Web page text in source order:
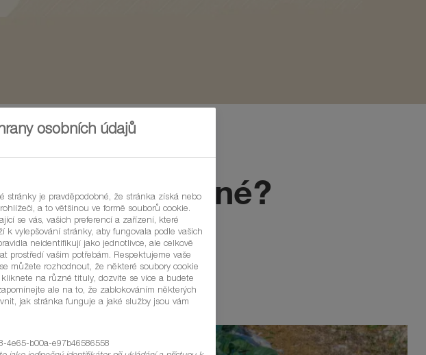
chladné?
osobních údajů
stránky je pravděpodobné, že stránka získá nebo
a to většinou ve formě souborů cookie.
se vás, vašich preferencí a zařízení, které
k vylepšování stránky, aby fungovala podle vašich
neidentifikují jako jednotlivce, ale celkově
prostředí vašim potřebám. Respektujeme vaše
můžete rozhodnout, že některé soubory cookie
na různé tituly, dozvíte se více a budete
ale na to, že zablokováním některých
jak stránka funguje a jaké služby jsou vám
4e65-b00a-e97b46586558